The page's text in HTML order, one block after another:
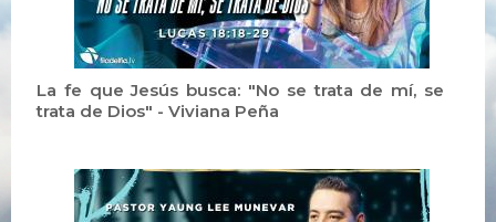
La fe que Jesús busca: "No se trata de mí, se
trata de Dios" - Viviana Peña